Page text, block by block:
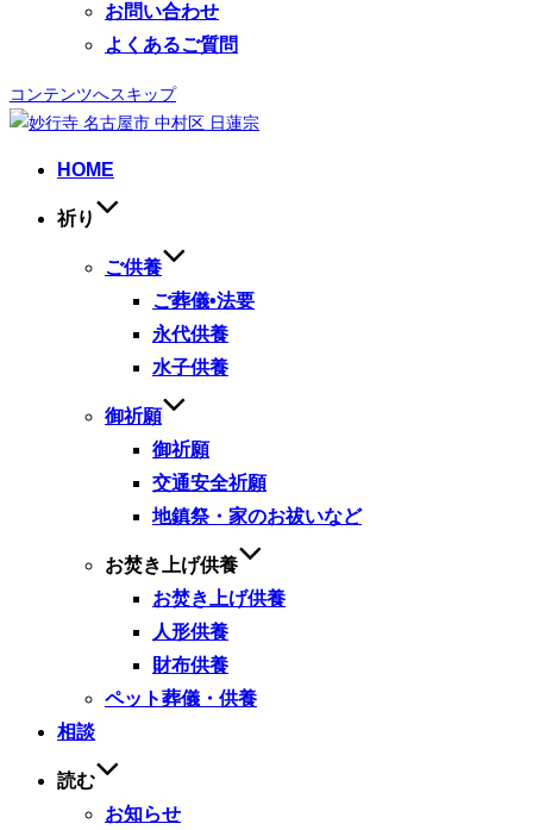
お問い合わせ
よくあるご質問
コンテンツへスキップ
HOME
祈り
ご供養
ご葬儀•法要
永代供養
水子供養
御祈願
御祈願
交通安全祈願
地鎮祭・家のお祓いなど
お焚き上げ供養
お焚き上げ供養
人形供養
財布供養
ペット葬儀・供養
相談
読む
お知らせ